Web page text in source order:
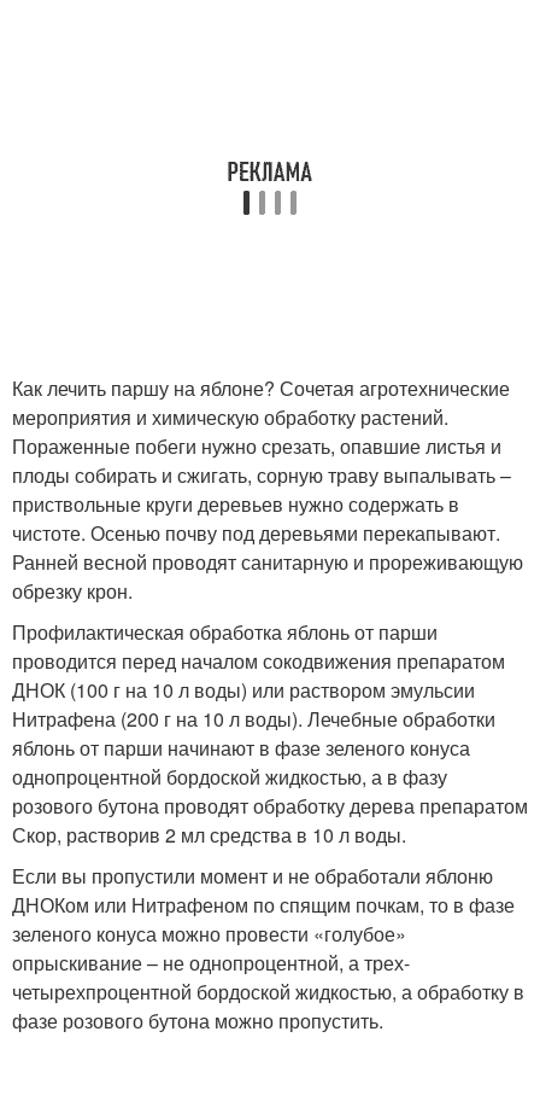
Как лечить паршу на яблоне? Сочетая агротехнические
мероприятия и химическую обработку растений.
Пораженные побеги нужно срезать, опавшие листья и
плоды собирать и сжигать, сорную траву выпалывать –
приствольные круги деревьев нужно содержать в
чистоте. Осенью почву под деревьями перекапывают.
Ранней весной проводят санитарную и прореживающую
обрезку крон.
Профилактическая обработка яблонь от парши
проводится перед началом сокодвижения препаратом
ДНОК (100 г на 10 л воды) или раствором эмульсии
Нитрафена (200 г на 10 л воды). Лечебные обработки
яблонь от парши начинают в фазе зеленого конуса
однопроцентной бордоской жидкостью, а в фазу
розового бутона проводят обработку дерева препаратом
Скор, растворив 2 мл средства в 10 л воды.
Если вы пропустили момент и не обработали яблоню
ДНОКом или Нитрафеном по спящим почкам, то в фазе
зеленого конуса можно провести «голубое»
опрыскивание – не однопроцентной, а трех-
четырехпроцентной бордоской жидкостью, а обработку в
фазе розового бутона можно пропустить.